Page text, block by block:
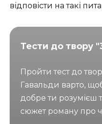
відповісти на такі
Тести до твору
Пройти тест до
Гавальди варто,
добре ти розумієш
сюжет роману про